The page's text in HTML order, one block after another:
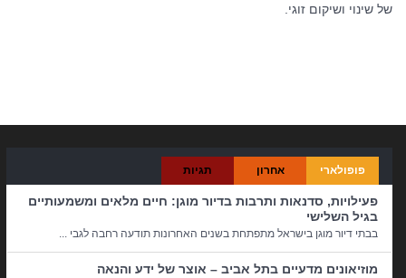
של שינוי ושיקום זוגי.
פופולארי אחרון תגיות
פעילויות, סדנאות ותרבות בדיור מוגן: חיים מלאים ומשמעותיים
בגיל השלישי
בבתי דיור מוגן בישראל מתפתחת בשנים האחרונות תודעה רחבה לגבי ...
מוזיאונים מדעיים בתל אביב – אוצר של ידע והנאה